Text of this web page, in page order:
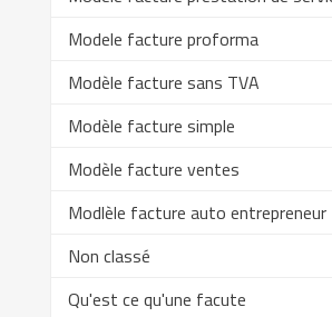
Modele facture proforma
Modèle facture sans TVA
Modèle facture simple
Modèle facture ventes
Modlèle facture auto entrepreneur
Non classé
Qu'est ce qu'une facute